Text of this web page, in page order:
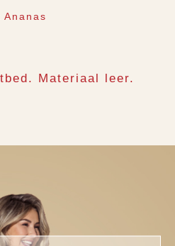
Materiaal leer.